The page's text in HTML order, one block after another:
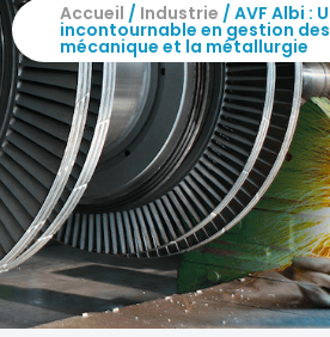
Accueil / Industrie / AVF Albi :
incontournable en gestion
mécanique et la métallurgie